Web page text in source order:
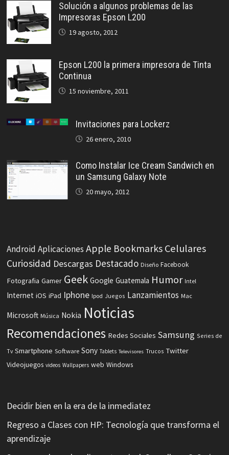
Solución a algunos problemas de las
Impresoras Epson L200
19 agosto, 2012
Epson L200 la primera impresora de Tinta
Continua
15 noviembre, 2011
Invitaciones para Lockerz
26 enero, 2010
Como Instalar Ice Cream Sandwich en
un Samsung Galaxy Note
20 mayo, 2012
Android Aplicaciones Apple Bookmarks Celulares
Curiosidad Descargas Destacado Diseño Facebook
Fotografia Gamer Geek Google Guatemala Humor Intel
Internet iOS iPad Iphone Ipod Juegos Lanzamientos Mac
Microsoft Música Nokia Noticias
Recomendaciones Redes Sociales Samsung Series de
Tv Smartphone Software Sony Tablets Televisores Trucos Twitter
Videojuegos videos Wallpapers web Windows
Decidir bien en la era de la inmediatez
Regreso a Clases con HP: Tecnología que transforma el
aprendizaje